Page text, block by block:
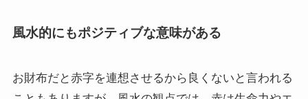
風水的にもポジティブな意味がある
お財布だと赤字を連想させるから良くないと言われる